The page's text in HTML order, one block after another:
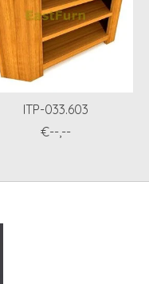
ITP-033.603
€--,--